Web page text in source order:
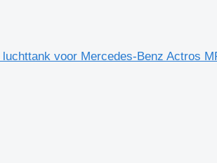
voor Mercedes-Benz Actros